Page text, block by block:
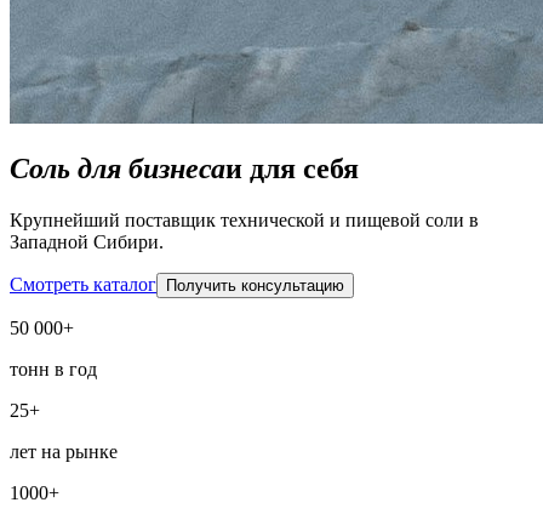
Соль для бизнесаи для себя
Крупнейший поставщик технической и пищевой соли в
Западной Сибири.
Смотреть каталог Получить консультацию
50 000+
тонн в год
25+
лет на рынке
1000+